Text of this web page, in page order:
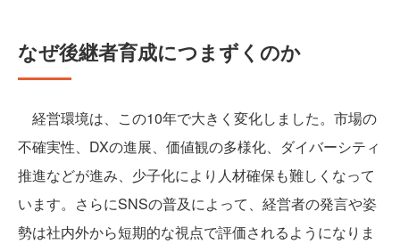
なぜ後継者育成につまずくのか
経営環境は、この10年で大きく変化しました。市場の
不確実性、DXの進展、価値観の多様化、ダイバーシティ
推進などが進み、少子化により人材確保も難しくなって
います。さらにSNSの普及によって、経営者の発言や姿
勢は社内外から短期的な視点で評価されるようになりま